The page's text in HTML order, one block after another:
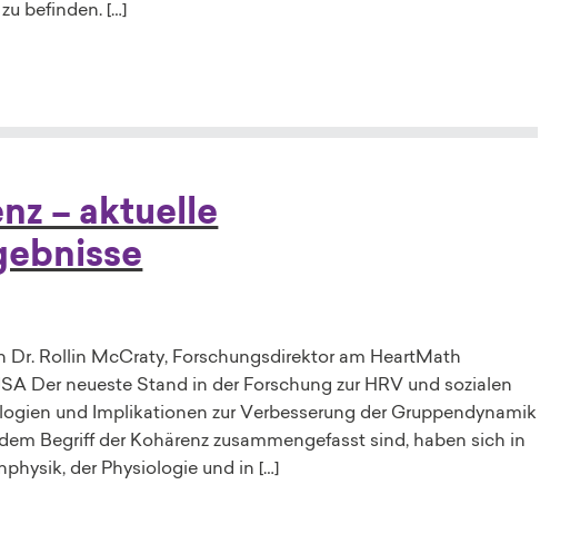
befinden. […]
– aktuelle
Dr. Rollin McCraty, Forschungsdirektor am HeartMath
Der neueste Stand in der Forschung zur HRV und sozialen
und Implikatio­nen zur Verbesserung der Gruppendynamik
Begriff der Kohärenz zusammengefasst sind, haben sich in
der Physiologie und in […]